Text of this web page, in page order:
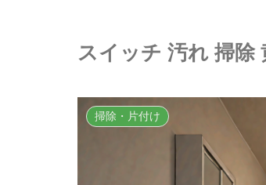
スイッチ 汚れ 掃除
掃除・片付け